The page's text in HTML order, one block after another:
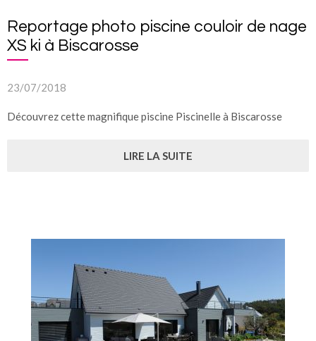
Reportage photo piscine couloir de nage
XS ki à Biscarosse
23/07/2018
Découvrez cette magnifique piscine Piscinelle à Biscarosse
LIRE LA SUITE